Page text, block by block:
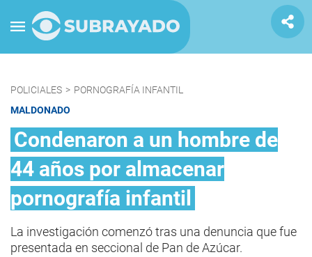
POLICIALES > PORNOGRAFÍA INFANTIL
MALDONADO
Condenaron a un hombre de
44 años por almacenar
pornografía infantil
La investigación comenzó tras una denuncia que fue
presentada en seccional de Pan de Azúcar.